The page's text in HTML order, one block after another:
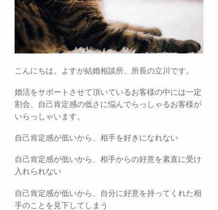
こんにちは。よすが結婚相談所、所長の立川です。
婚活をサポートさせて頂いているお客様の中には一定
割合、自己肯定感の低さに悩んでらっしゃるお客様が
いらっしゃいます。
自己肯定感が低いから、相手を好きになれない
自己肯定感が低いから、相手からの好意を素直に受け
入れられない
自己肯定感が低いから、自分に好意を持ってくれた相
手のことを見下してしまう